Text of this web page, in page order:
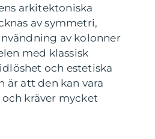
arkitektoniska
av symmetri,
av kolonner
med klassisk
och estetiska
är att den kan vara
kräver mycket